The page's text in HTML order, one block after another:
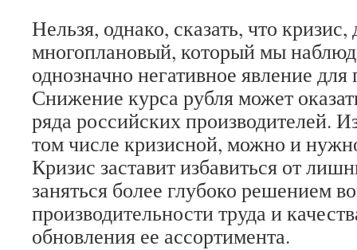
Нельзя, однако, сказать, что
многоплановый, который мы
однозначно негативное явление
Снижение курса рубля может
ряда российских производителей.
том числе кризисной, можно и
Кризис заставит избавиться от
заняться более глубоко решением
производительности труда и
обновления ее ассор­тимента.